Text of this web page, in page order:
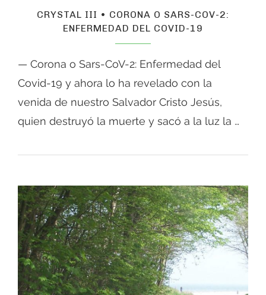
CRYSTAL III • CORONA O SARS-COV-2:
ENFERMEDAD DEL COVID-19
— Corona o Sars-CoV-2: Enfermedad del
Covid-19 y ahora lo ha revelado con la
venida de nuestro Salvador Cristo Jesús,
quien destruyó la muerte y sacó a la luz la …